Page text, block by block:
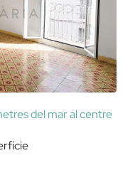
del mar al centre